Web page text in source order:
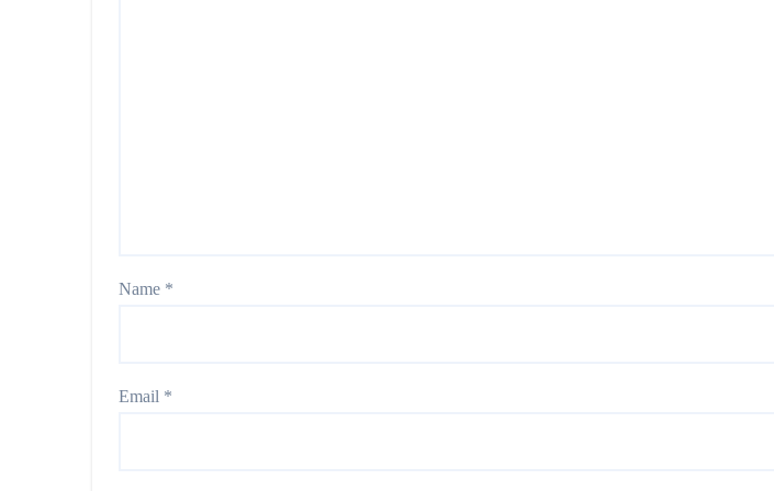
Name *
Email *